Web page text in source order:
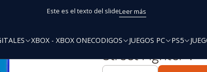
XBOX - XBOX ONECODIGOS JUEGOS PC PS5
Este es el texto del slideLeer más
Inicio PS4 Street Fighter V
|
Street Fighter V